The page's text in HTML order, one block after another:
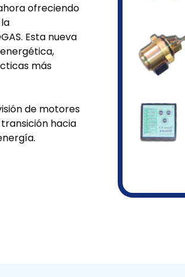
ofreciendo
Esta nueva
más
de motores
hacia